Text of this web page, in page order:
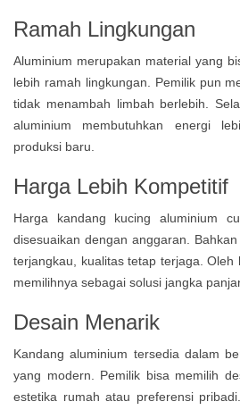
Ramah Lingkungan
Aluminium merupakan material yang
lebih ramah lingkungan. Pemilik pun
tidak menambah limbah berlebih.
aluminium membutuhkan energi
produksi baru.
Harga Lebih Kompetitif
Harga kandang kucing aluminium
disesuaikan dengan anggaran.
terjangkau, kualitas tetap terjaga. Oleh
memilihnya sebagai solusi jangka
Desain Menarik
Kandang aluminium tersedia dalam
yang modern. Pemilik bisa memilih
estetika rumah atau preferensi